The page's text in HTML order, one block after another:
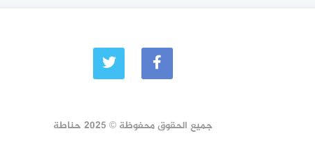
جميع الحقوق محفوظة © 2025 حناطة